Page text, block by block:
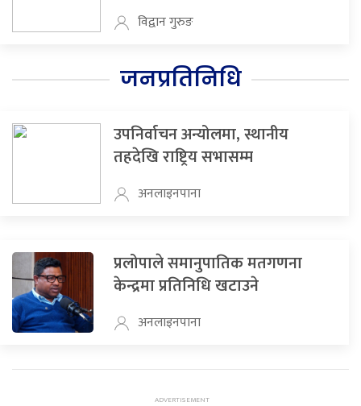
विद्वान गुरुङ
जनप्रतिनिधि
उपनिर्वाचन अन्योलमा, स्थानीय
तहदेखि राष्ट्रिय सभासम्म
अनलाइनपाना
प्रलोपाले समानुपातिक मतगणना
केन्द्रमा प्रतिनिधि खटाउने
अनलाइनपाना